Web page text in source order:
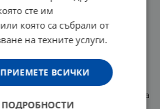
на презерватива - 56
- 120 mm
- 210 mm
хладно място, далече от пряка
сте им
която са събрали от
на техните услуги.
ПРИЕМЕТЕ ВСИЧКИ
ПОДРОБНОСТИ